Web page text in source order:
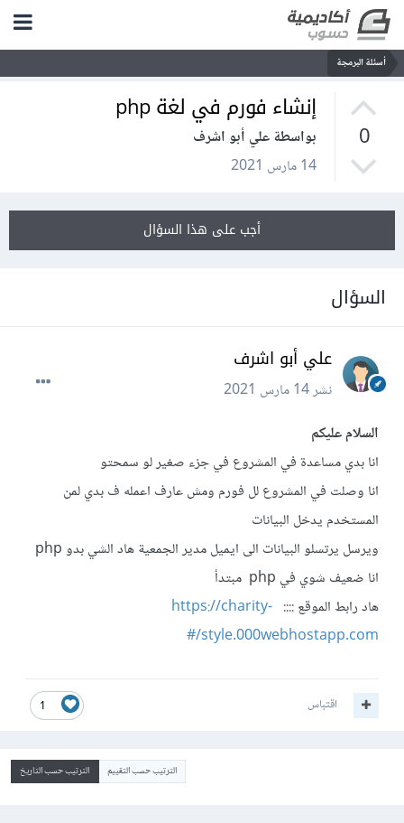
أسئلة البرمجة
0
إنشاء فورم في لغة php
بواسطة علي أبو اشرف
14 مارس 2021
أجب على هذا السؤال
السؤال
علي أبو اشرف
نشر14 مارس 2021
السلام عليكم
انا بدي مساعدة في المشروع في جزء صغير لو سمحتو
انا وصلت في المشروع لل فورم ومش عارف اعمله ف بدي لمن
المستخدم يدخل البيانات
ويرسل يرتسلو البيانات الى ايميل مدير الجمعية هاد الشي بدو php
انا ضعيف شوي في php مبتدأ
هاد رابط الموقع :::: https://charity-
style.000webhostapp.com/#
1 اقتباس
الترتيب حسب التقييم الترتيب حسب التاريخ